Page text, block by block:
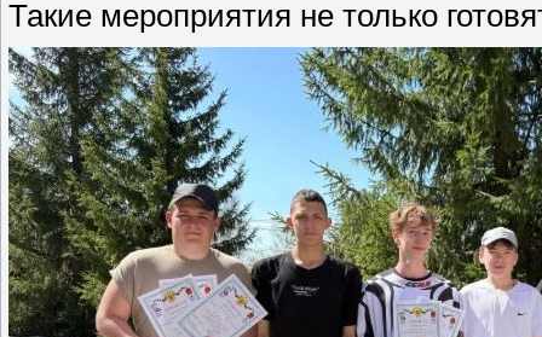
Такие мероприятия не только